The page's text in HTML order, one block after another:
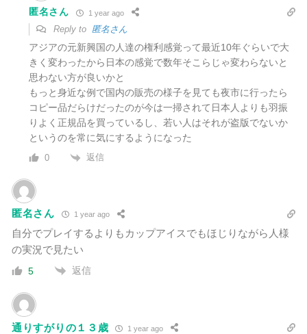
匿名さん 1 year ago
Reply to 匿名さん
アジアの元新興国の人達の権利感覚って最近10年ぐらいで大
きく変わったから日本の感覚で数年そこらじゃ変わらないと
思わない方が良いかと
もっと身近な例で国内の販売の様子を見ても夜市に行ったら
コピー品だらけだったのが今は一掃されて日本人よりも羽振
りよく正規品を買っているし、若い人はそれが盗版でないか
というのを常に気にするようになった
0 返信
匿名さん 1 year ago
自分でプレイするよりもカップアイスでもほじりながら人様
の実況で見たい
5 返信
通りすがりの１３歳 1 year ago